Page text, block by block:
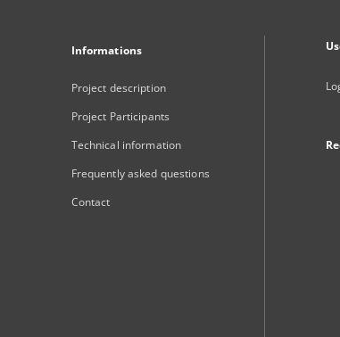
Informations
Project description
Project Participants
Technical information
Frequently asked questions
Contact